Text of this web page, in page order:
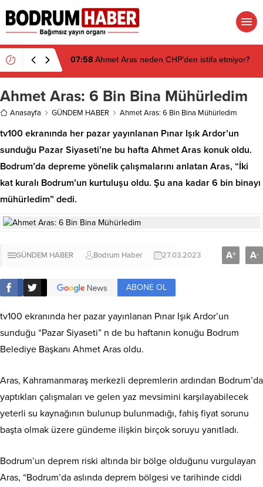
07:58 Ahmet Aras neden CHP’den istifa etmiyor?
Ahmet Aras: 6 Bin Bina Mühürledim
Anasayfa GÜNDEM HABER Ahmet Aras: 6 Bin Bina Mühürledim
tv100 ekranında her pazar yayınlanan Pınar Işık Ardor’un
sunduğu Pazar Siyaseti’ne bu hafta Ahmet Aras konuk oldu.
Bodrum’da depreme yönelik çalışmalarını anlatan Aras, “İki
kat kuralı Bodrum’un kurtuluşu oldu. Şu ana kadar 6 bin binayı
mühürledim” dedi.
GÜNDEM HABER Bodrum Haber 27.03.2023 A+ A-
ABONE OL
tv100 ekranında her pazar yayınlanan Pınar Işık Ardor’un
sunduğu “Pazar Siyaseti” n de bu haftanın konuğu Bodrum
Belediye Başkanı Ahmet Aras oldu.
Aras, Kahramanmaraş merkezli depremlerin ardından Bodrum’da
yaptıkları çalışmaları ve gelen yaz mevsimini karşılayabilecek
yeterli su kaynağının bulunup bulunmadığı, fahiş fiyat sorunu
başta olmak üzere gündeme ilişkin birçok soruyu yanıtladı.
Bodrum’un deprem riski altında bir bölge olduğunu vurgulayan
Aras, “Bodrum’da aslında deprem bölgesi ve tarihinde ciddi